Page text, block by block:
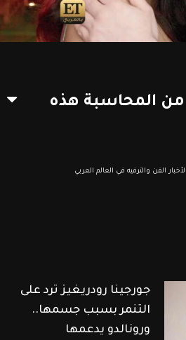
المحاسبة هذه
جورجينا رودريغيز ترد على
التنمر بسبب جسمها..
ورونالدو يدعمها